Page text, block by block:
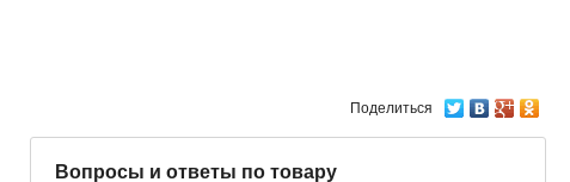
Поделиться
Вопросы и ответы по товару